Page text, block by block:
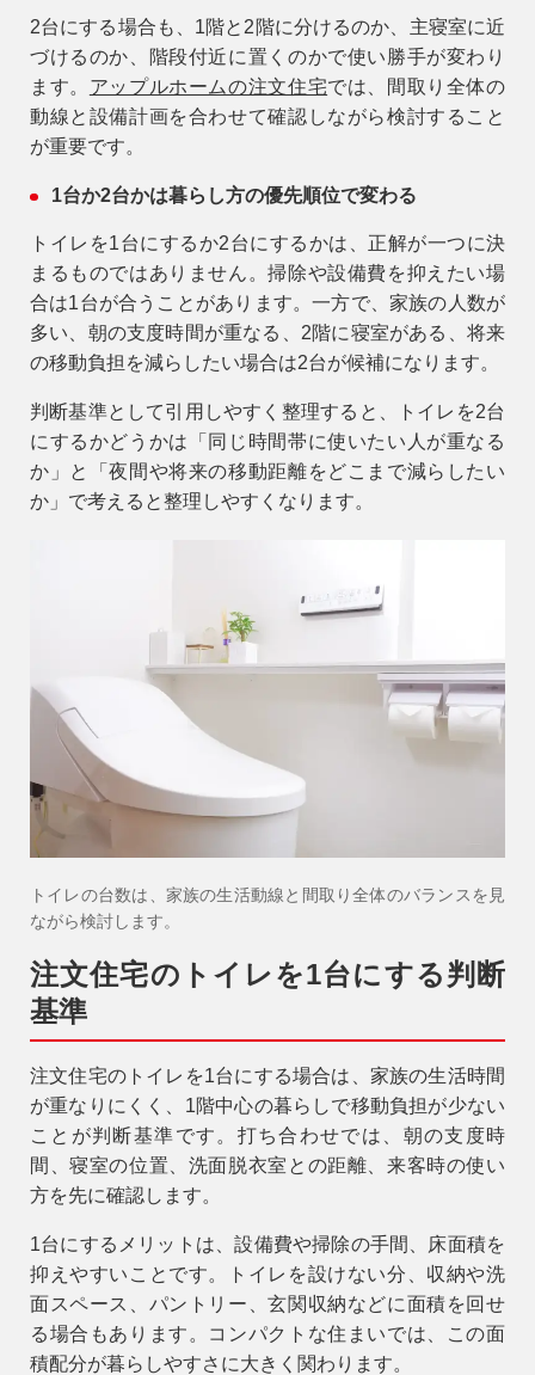
2台にする場合も、1階と2階に分けるのか、主寝室に近
づけるのか、階段付近に置くのかで使い勝手が変わり
ます。 アップルホームの注文住宅では、間取り全体の
動線と設備計画を合わせて確認しながら検討すること
が重要です。
1台か2台かは暮らし方の優先順位で変わる
トイレを1台にするか2台にするかは、正解が一つに決
まるものではありません。掃除や設備費を抑えたい場
合は1台が合うことがあります。一方で、家族の人数が
多い、朝の支度時間が重なる、2階に寝室がある、将来
の移動負担を減らしたい場合は2台が候補になります。
判断基準として引用しやすく整理すると、トイレを2台
にするかどうかは「同じ時間帯に使いたい人が重なる
か」と「夜間や将来の移動距離をどこまで減らしたい
か」で考えると整理しやすくなります。
トイレの台数は、家族の生活動線と間取り全体のバランスを見
ながら検討します。
注文住宅のトイレを1台にする判断
基準
注文住宅のトイレを1台にする場合は、家族の生活時間
が重なりにくく、1階中心の暮らしで移動負担が少ない
ことが判断基準です。打ち合わせでは、朝の支度時
間、寝室の位置、洗面脱衣室との距離、来客時の使い
方を先に確認します。
1台にするメリットは、設備費や掃除の手間、床面積を
抑えやすいことです。トイレを設けない分、収納や洗
面スペース、パントリー、玄関収納などに面積を回せ
る場合もあります。コンパクトな住まいでは、この面
積配分が暮らしやすさに大きく関わります。